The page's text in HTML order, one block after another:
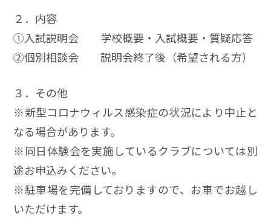
２．内容
①入試説明会 学校概要・入試概要・質疑応答
②個別相談会 説明会終了後（希望される方）
３．その他
※新型コロナウィルス感染症の状況により中止と
なる場合があります。
※同日体験会を実施しているクラブについては別
途お申込みください。
※駐車場を完備しておりますので、お車でお越し
いただけます。